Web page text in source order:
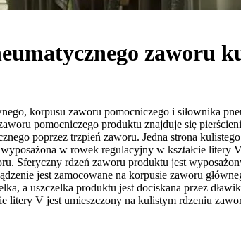
zaworu
korpusu zaworu pomocniczego i siłownika
pomocniczego produktu znajduje się
poprzez trzpień zaworu. Jedna strona
w rowek regulacyjny w kształcie
Sferyczny rdzeń zaworu produktu jest
jest zamocowane na korpusie zaworu
a uszczelka produktu jest dociskana przez
litery V jest umieszczony na kulistym rdzeniu